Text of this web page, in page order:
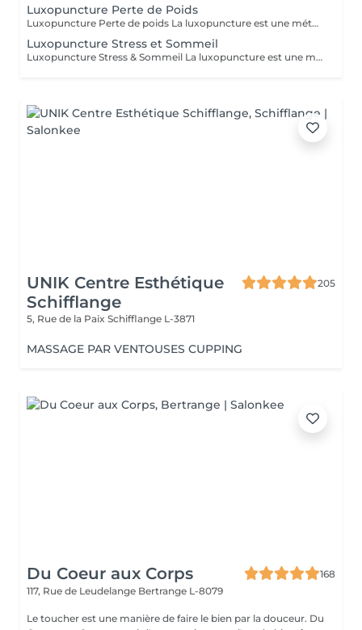
Luxopuncture Perte de Poids
Luxopuncture Perte de poids La luxopuncture est une méthode douce et non invasive qui aide à réguler l'appétit, réduire les fringales et rééquilibrer le métabolisme. Idéale pour accompagner une perte de poids progressive, elle agit également sur le stress et les compulsions alimentaires. Chaque séance est adaptée à vos besoins afin de vous accompagner en douceur vers un meilleur équilibre et des résultats durables. Un accompagnement naturel pour retrouver légèreté, équilibre et bien-être au quotidien.
Luxopuncture Stress et Sommeil
Luxopuncture Stress & Sommeil La luxopuncture est une méthode douce et non invasive qui aide à apaiser le système nerveux, réduire le stress et améliorer la qualité du sommeil. Elle se pratique à l'aide d'un stylo à infrarouge qui stimule des points réflexes du corps, sans aiguille et en toute douceur. Chaque séance est adaptée à vos besoins afin de favoriser un relâchement profond et un apaisement durable. Un accompagnement naturel pour retrouver calme, sérénité et un sommeil réparateur.
UNIK Centre Esthétique
Schifflange
205
5, Rue de la Paix Schifflange L-3871
MASSAGE PAR VENTOUSES CUPPING
Du Coeur aux Corps
168
117, Rue de Leudelange Bertrange L-8079
Le toucher est une manière de faire le bien par la douceur. Du